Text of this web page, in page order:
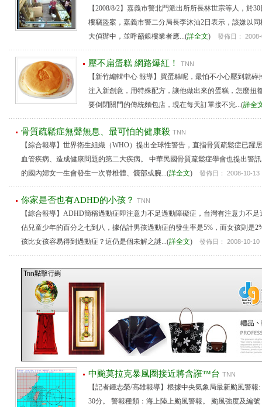
【2008/8/2】嘉義市警北門派出所所長林世宗等人，於
樓竊盜案，嘉義市警二分局長李沐汕2日表示，該嫌以
大偵辦中，並呼籲銀樓業者應...(詳全文) 發佈日：
壓不扁蛋糕 網路爆紅！ TNN
【新竹編輯中心 報導】買蛋糕呢，最怕不小心壓到就
注入新創意，用特殊配方，讓他做出來的蛋糕，怎麼扭
要倒閉關門的傳統麵包店，現在每天訂單接不完...(詳全
骨質疏鬆症無聲無息、最可怕的健康殺 TNN
【綜合報導】世界衛生組織（WHO）提出全球性警告，直指骨質疏鬆症已躍
血管疾病、造成健康問題的第二大疾病。 中華民國骨質疏鬆症學會也提出警
的國內婦女一生會發生一次脊椎體、髖部或腕...(詳全文) 發佈日： 2008-10-13
你家是否也有ADHD的小孩？ TNN
【綜合報導】ADHD簡稱過動症即注意力不足過動障礙症，台灣有注意力不足
佔兒童少年的百分之七到八，據估計男孩過動症的發生率是5%，而女孩則是
孩比女孩容易得到過動症？這仍是個未解之謎...(詳全文) 發佈日： 2008-10-10
中颱莫拉克暴風圈接近將含誑™台 TNN
【記者鍾志榮/高雄報導】根據中央氣象局最新颱風警
30分。 警報種類：海上陸上颱風警報。 颱風強度及編